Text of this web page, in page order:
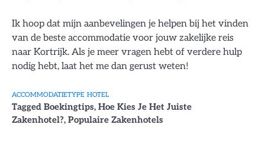
Ik hoop dat mijn aanbevelingen je helpen bij het vinden
van de beste accommodatie voor jouw zakelijke reis
naar Kortrijk. Als je meer vragen hebt of verdere hulp
nodig hebt, laat het me dan gerust weten!
ACCOMMODATIETYPE HOTEL
Tagged Boekingtips, Hoe Kies Je Het Juiste
Zakenhotel?, Populaire Zakenhotels